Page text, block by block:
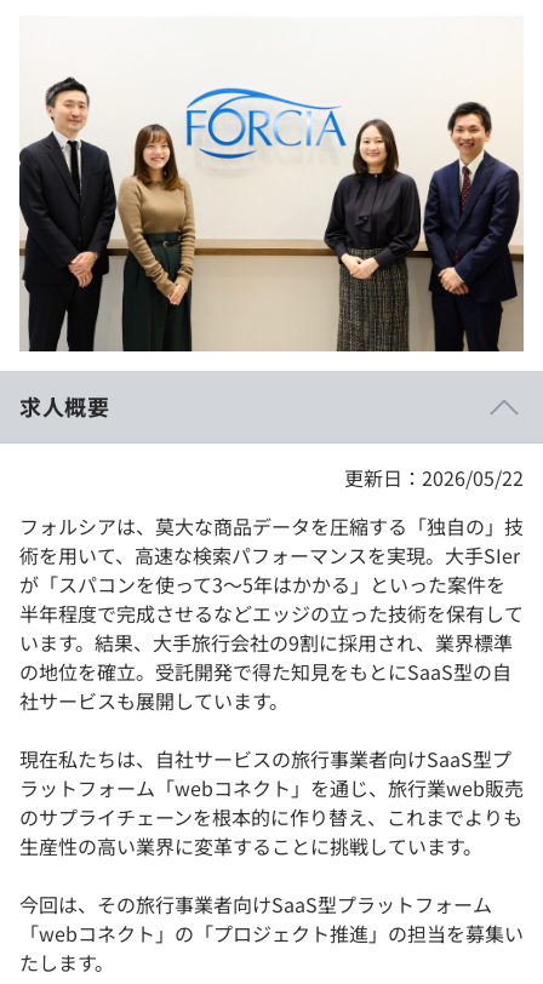
インタビュー
就活成功ガイド
リファレンス
プラン
個人向けプラン
法人向けプラン
学校向けプラン
契約内容・クーポン
再チャレンジ結果一覧
paiza times
note
求人概要
更新日：2026/05/22
フォルシアは、莫大な商品データを圧縮する「独自の」技
術を用いて、高速な検索パフォーマンスを実現。大手SIer
が「スパコンを使って3～5年はかかる」といった案件を
半年程度で完成させるなどエッジの立った技術を保有して
います。結果、大手旅行会社の9割に採用され、業界標準
の地位を確立。受託開発で得た知見をもとにSaaS型の自
社サービスも展開しています。
現在私たちは、自社サービスの旅行事業者向けSaaS型プ
ラットフォーム「webコネクト」を通じ、旅行業web販売
のサプライチェーンを根本的に作り替え、これまでよりも
生産性の高い業界に変革することに挑戦しています。
今回は、その旅行事業者向けSaaS型プラットフォーム
「webコネクト」の「プロジェクト推進」の担当を募集い
たします。